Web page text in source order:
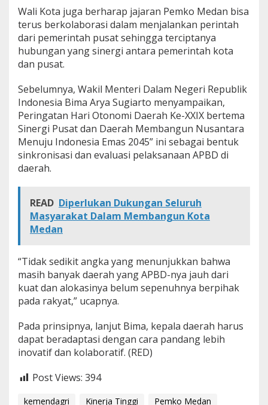
Wali Kota juga berharap jajaran Pemko Medan bisa
terus berkolaborasi dalam menjalankan perintah
dari pemerintah pusat sehingga terciptanya
hubungan yang sinergi antara pemerintah kota
dan pusat.
Sebelumnya, Wakil Menteri Dalam Negeri Republik
Indonesia Bima Arya Sugiarto menyampaikan,
Peringatan Hari Otonomi Daerah Ke-XXIX bertema
Sinergi Pusat dan Daerah Membangun Nusantara
Menuju Indonesia Emas 2045” ini sebagai bentuk
sinkronisasi dan evaluasi pelaksanaan APBD di
daerah.
READ Diperlukan Dukungan Seluruh
Masyarakat Dalam Membangun Kota
Medan
“Tidak sedikit angka yang menunjukkan bahwa
masih banyak daerah yang APBD-nya jauh dari
kuat dan alokasinya belum sepenuhnya berpihak
pada rakyat,” ucapnya.
Pada prinsipnya, lanjut Bima, kepala daerah harus
dapat beradaptasi dengan cara pandang lebih
inovatif dan kolaboratif. (RED)
Post Views: 394
kemendagri Kinerja Tinggi Pemko Medan